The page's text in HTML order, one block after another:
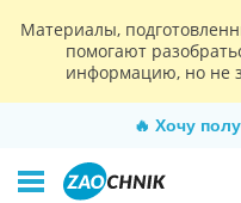
Материалы,
помогают
информацию, но не
🔥 Хочу